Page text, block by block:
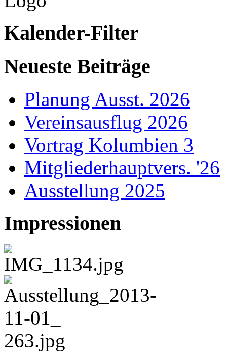
Kalender-Filter
Neueste Beiträge
Planung Ausst. 2026
Vereinsausflug 2026
Vortrag Kolumbien 3
Mitgliederhauptvers. '26
Ausstellung 2025
Impressionen